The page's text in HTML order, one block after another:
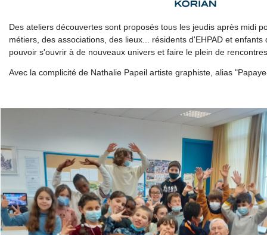
Des ateliers découvertes sont proposés tous les jeudis après midi
métiers, des associations, des lieux... résidents d'EHPAD et enfants
pouvoir s'ouvrir à de nouveaux univers et faire le plein de
Avec la complicité de Nathalie Papeil artiste graphiste, alias